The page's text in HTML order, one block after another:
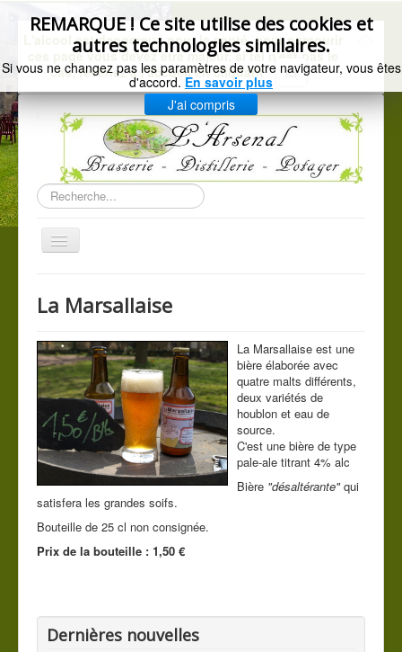
L'alcool est dangereux pour la santé, pour parcourir
ces page vous devez être majeur, si tel n'est pas le
cas, revenez à l'accueil en cliquant
ici
Rechercher
Basculer
Gazette de l'Arsenal
La brasserie
Distillerie artisanale
Les légumes du jardin
C.G.V.
Mentions légales
Contact
Nos bières
La Marsallaise
REMARQUE ! Ce site utilise des cookies et
autres technologies similaires.
Si vous ne changez pas les paramètres de votre navigateur, vous êtes
d'accord. En savoir plus
J'ai compris
La Marsallaise
La Marsallaise est une
bière élaborée avec
quatre malts différents,
deux variétés de
houblon et eau de
source.
C'est une bière de type
pale-ale titrant 4% alc
Bière "désaltérante"qui
satisfera les grandes soifs.
Bouteille de 25 cl non consignée.
Prix de la bouteille : 1,50 €
Dernières nouvelles
précédenteprécédent
suivant